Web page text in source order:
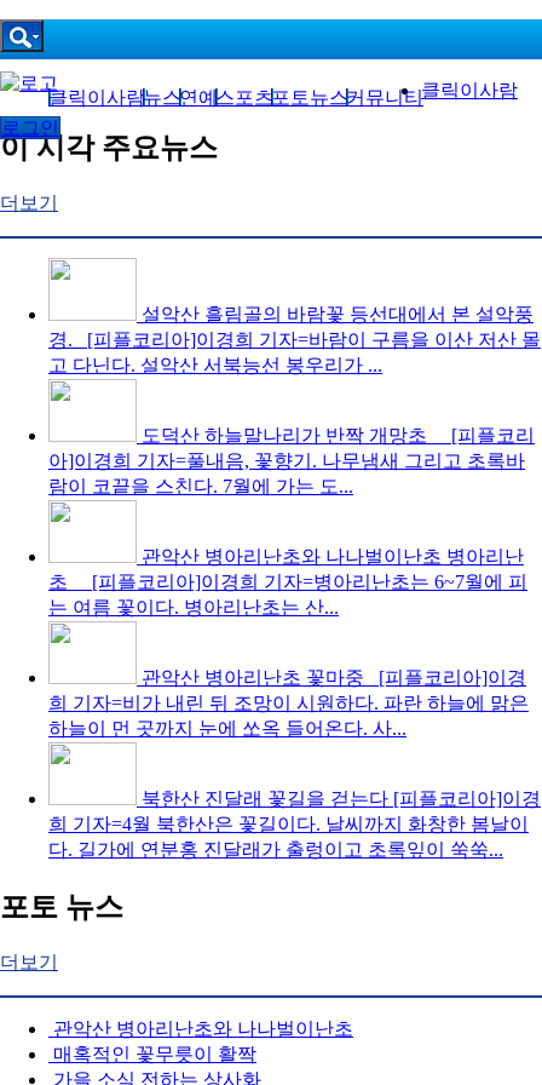
로그인
클릭이사람뉴스연예스포츠포토뉴스커뮤니티클릭이사람
이 시각 주요뉴스
더보기
설악산 흘림골의 바람꽃 등선대에서 본 설악풍
경. [피플코리아]이경희 기자=바람이 구름을 이산 저산 몰
고 다닌다. 설악산 서북능선 봉우리가 ...
도덕산 하늘말나리가 반짝 개망초 [피플코리
아]이경희 기자=풀내음, 꽃향기. 나무냄새 그리고 초록바
람이 코끝을 스친다. 7월에 가는 도...
관악산 병아리난초와 나나벌이난초 병아리난
초 [피플코리아]이경희 기자=병아리난초는 6~7월에 피
는 여름 꽃이다. 병아리난초는 산...
관악산 병아리난초 꽃마중
[피플코리아]이경
희 기자=비가 내린 뒤 조망이 시원하다. 파란 하늘에 맑은
하늘이 먼 곳까지 눈에 쏘옥 들어온다. 사...
북한산 진달래 꽃길을 걷는다 [피플코리아]이경
희 기자=4월 북한산은 꽃길이다. 날씨까지 화창한 봄날이
다. 길가에 연분홍 진달래가 출렁이고 초록잎이 쑥쑥...
포토 뉴스
더보기
관악산 병아리난초와 나나벌이난초
매혹적인 꽃무릇이 활짝
가을 소식 전하는 상사화